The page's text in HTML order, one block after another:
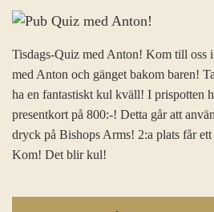
Tisdags-Quiz med Anton! Kom till oss
med Anton och gänget bakom baren!
ha en fantastiskt kul kväll! I prispotten
presentkort på 800:-! Detta går att
dryck på Bishops Arms! 2:a plats får
Kom! Det blir kul!